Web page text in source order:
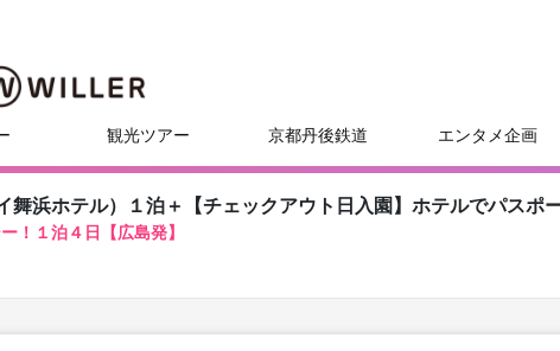
観光ツアー 京都丹後鉄道 エンタメ企画
ホテル）１泊＋【チェックアウト日入園】ホテルでパスポ
！１泊４日【広島発】